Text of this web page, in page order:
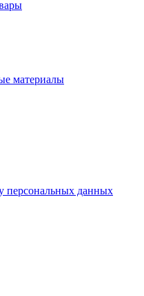
материалы
персональных данных